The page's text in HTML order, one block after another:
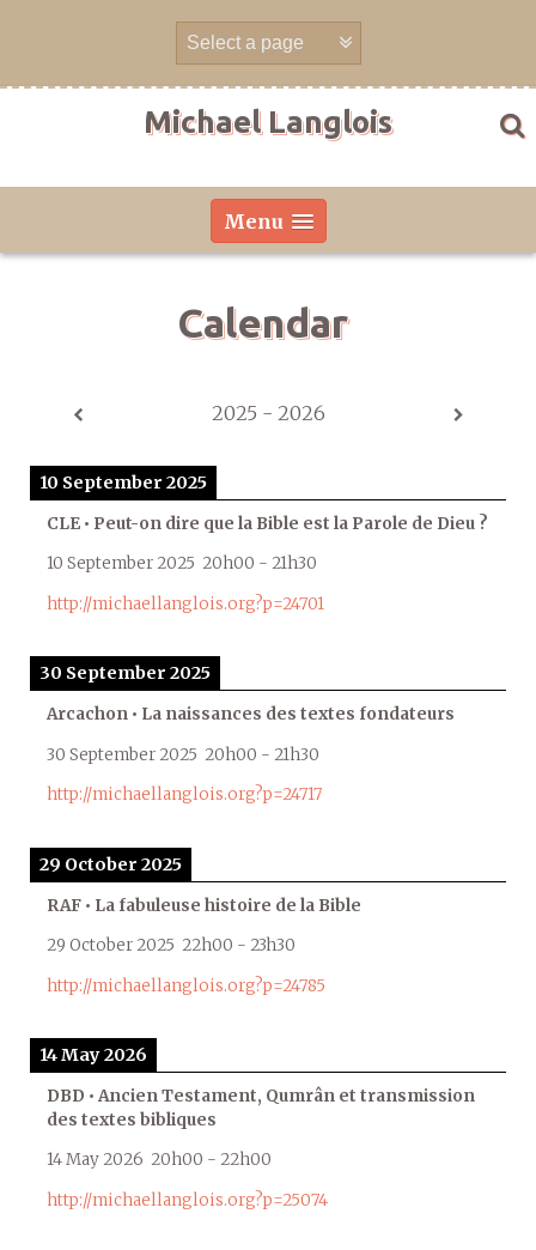
Michael Langlois
Menu
Calendar
2025 - 2026
10 September 2025
CLE • Peut-on dire que la Bible est la Parole de Dieu ?
10 September 2025 20h00 - 21h30
http://michaellanglois.org?p=24701
30 September 2025
Arcachon • La naissances des textes fondateurs
30 September 2025 20h00 - 21h30
http://michaellanglois.org?p=24717
29 October 2025
RAF • La fabuleuse histoire de la Bible
29 October 2025 22h00 - 23h30
http://michaellanglois.org?p=24785
14 May 2026
DBD • Ancien Testament, Qumrân et transmission
des textes bibliques
14 May 2026 20h00 - 22h00
http://michaellanglois.org?p=25074